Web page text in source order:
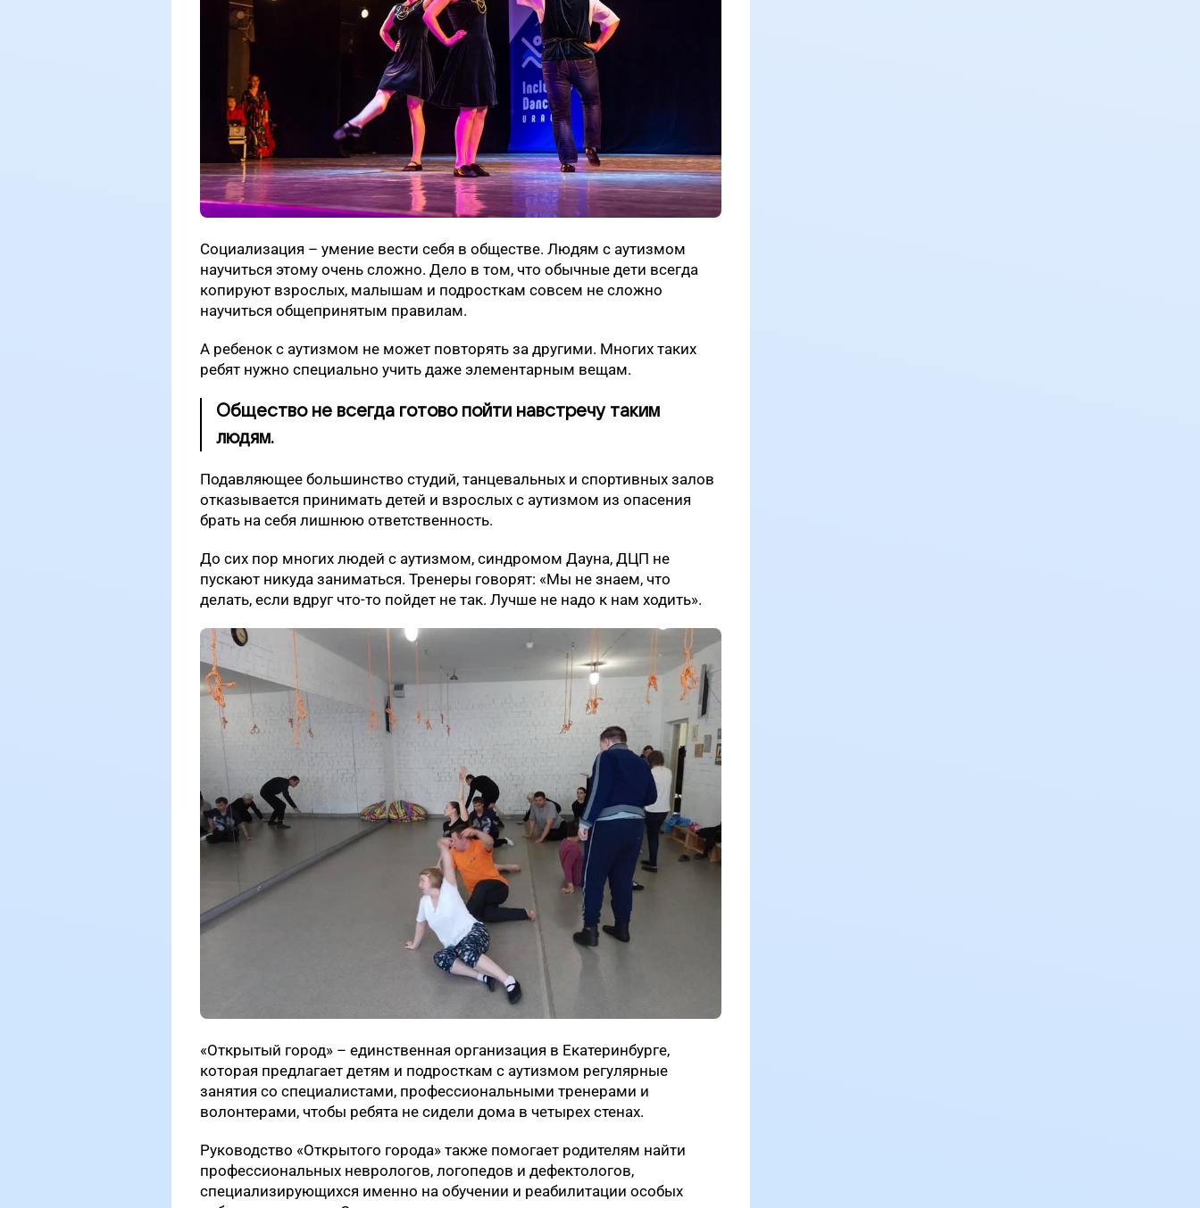
Социализация – умение вести себя в обществе. Людям с аутизмом
научиться этому очень сложно. Дело в том, что обычные дети всегда
копируют взрослых, малышам и подросткам совсем не сложно
научиться общепринятым правилам.
А ребенок с аутизмом не может повторять за другими. Многих таких
ребят нужно специально учить даже элементарным вещам.
Общество не всегда готово пойти навстречу таким
людям.
Подавляющее большинство студий, танцевальных и спортивных залов
отказывается принимать детей и взрослых с аутизмом из опасения
брать на себя лишнюю ответственность.
До сих пор многих людей с аутизмом, синдромом Дауна, ДЦП не
пускают никуда заниматься. Тренеры говорят: «Мы не знаем, что
делать, если вдруг что-то пойдет не так. Лучше не надо к нам ходить».
«Открытый город» – единственная организация в Екатеринбурге,
которая предлагает детям и подросткам с аутизмом регулярные
занятия со специалистами, профессиональными тренерами и
волонтерами, чтобы ребята не сидели дома в четырех стенах.
Руководство «Открытого города» также помогает родителям найти
профессиональных неврологов, логопедов и дефектологов,
специализирующихся именно на обучении и реабилитации особых